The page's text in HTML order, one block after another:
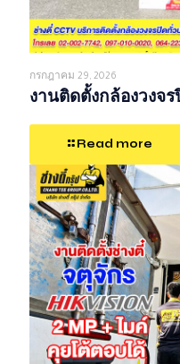
กรกฎาคม 29, 2026
งานติดตั้งกล้องวงจ
Read more